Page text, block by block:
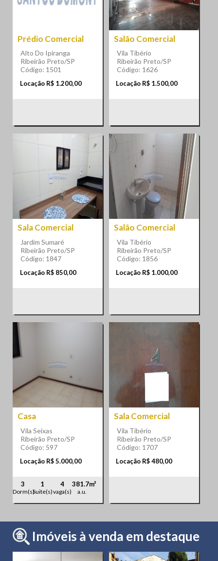
Prédio Comercial
Alto Do Ipiranga
Ribeirão Preto/SP
Código: 1501
Locação R$ 1.200,00
Salão Comercial
Vila Tibério
Ribeirão Preto/SP
Código: 1626
Locação R$ 1.500,00
Sala Comercial
Jardim Sumaré
Ribeirão Preto/SP
Código: 1847
Locação R$ 850,00
Salão Comercial
Vila Tibério
Ribeirão Preto/SP
Código: 1856
Locação R$ 1.000,00
Casa
Vila Seixas
Ribeirão Preto/SP
Código: 597
Locação R$ 5.000,00
3
Dorm(s)
1
Suite(s)
4
vaga(s)
381.7m²
a.u.
Sala Comercial
Vila Tibério
Ribeirão Preto/SP
Código: 1707
Locação R$ 480,00
Imóveis à venda em destaque